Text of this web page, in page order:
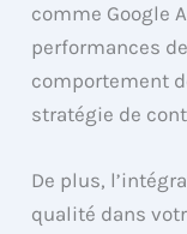
comme Google
performances
comportement
stratégie de
De plus,
qualité dans